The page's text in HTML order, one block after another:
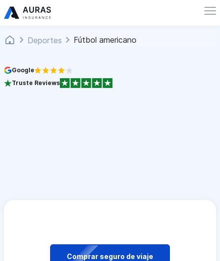
Deportes Fútbol americano
Google
Truste Reviews
Comprar seguro de viaje